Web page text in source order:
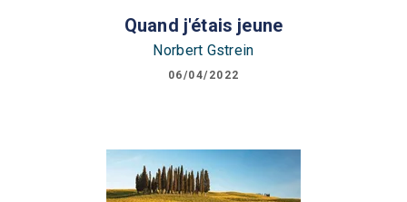
Quand j'étais jeune
Norbert Gstrein
06/04/2022